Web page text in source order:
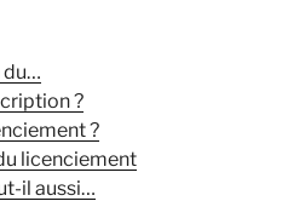
du…
?
?
licenciement
il aussi…